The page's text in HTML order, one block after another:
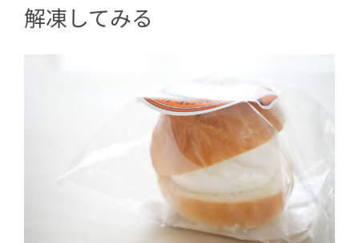
解凍してみる